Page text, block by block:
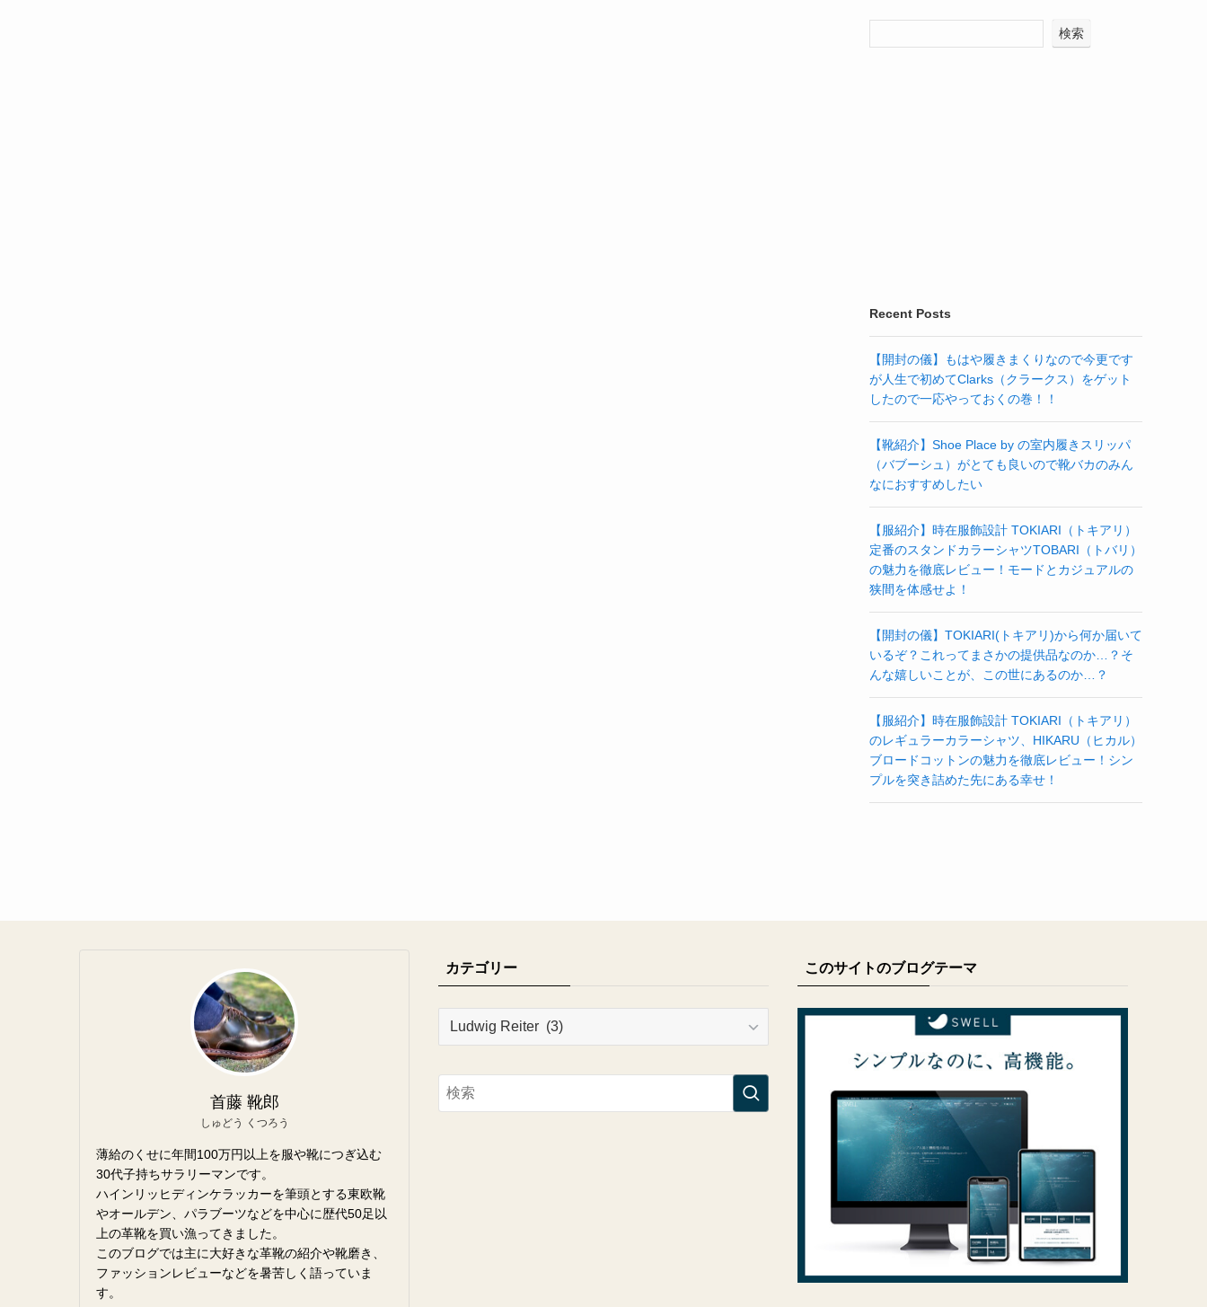
検索
Recent Posts
【開封の儀】もはや履きまくりなので今更です
が人生で初めてClarks（クラークス）をゲット
したので一応やっておくの巻！！
【靴紹介】Shoe Place by の室内履きスリッパ
（バブーシュ）がとても良いので靴バカのみん
なにおすすめしたい
【服紹介】時在服飾設計 TOKIARI（トキアリ）
定番のスタンドカラーシャツTOBARI（トバリ）
の魅力を徹底レビュー！モードとカジュアルの
狭間を体感せよ！
【開封の儀】TOKIARI(トキアリ)から何か届いて
いるぞ？これってまさかの提供品なのか…？そ
んな嬉しいことが、この世にあるのか…？
【服紹介】時在服飾設計 TOKIARI（トキアリ）
のレギュラーカラーシャツ、HIKARU（ヒカル）
ブロードコットンの魅力を徹底レビュー！シン
プルを突き詰めた先にある幸せ！
首藤 靴郎
しゅどう くつろう
薄給のくせに年間100万円以上を服や靴につぎ込む
30代子持ちサラリーマンです。
ハインリッヒディンケラッカーを筆頭とする東欧靴
やオールデン、パラブーツなどを中心に歴代50足以
上の革靴を買い漁ってきました。
このブログでは主に大好きな革靴の紹介や靴磨き、
ファッションレビューなどを暑苦しく語っていま
す。
カテゴリー
カ
リ
ー
このサイトのブログテーマ